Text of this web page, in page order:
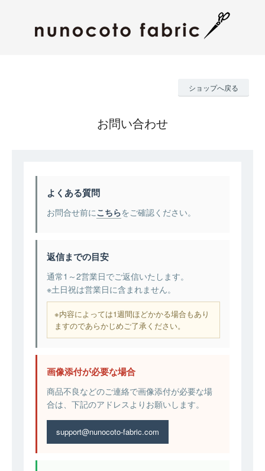
ショップへ戻る
お問い合わせ
よくある質問
お問合せ前にこちらをご確認ください。
返信までの目安
通常1～2営業日でご返信いたします。
※土日祝は営業日に含まれません。
※内容によっては1週間ほどかかる場合もあり
ますのであらかじめご了承ください。
画像添付が必要な場合
商品不良などのご連絡で画像添付が必要な場
合は、下記のアドレスよりお願いします。
support@nunocoto-fabric.com